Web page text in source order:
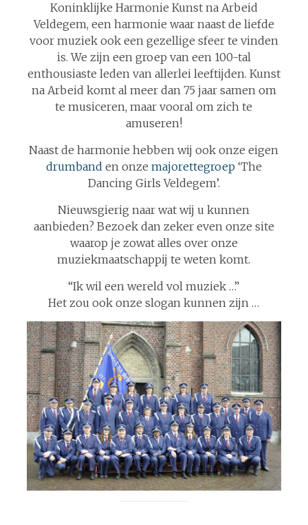
Koninklijke Harmonie Kunst na Arbeid
Veldegem, een harmonie waar naast de liefde
voor muziek ook een gezellige sfeer te vinden
is. We zijn een groep van een 100-tal
enthousiaste leden van allerlei leeftijden. Kunst
na Arbeid komt al meer dan 75 jaar samen om
te musiceren, maar vooral om zich te
amuseren!
Naast de harmonie hebben wij ook onze eigen
drumband en onze majorettegroep ‘The
Dancing Girls Veldegem’.
Nieuwsgierig naar wat wij u kunnen
aanbieden? Bezoek dan zeker even onze site
waarop je zowat alles over onze
muziekmaatschappij te weten komt.
“Ik wil een wereld vol muziek …”
Het zou ook onze slogan kunnen zijn …